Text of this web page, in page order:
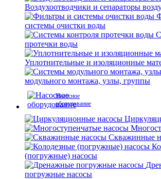
Воздухоотводчики и сепараторы
системы очистки воды
протечки воды
Уплотнительные и изоляционные
модульного монтажа, узлы, группы
Насосное
оборудование
Скважинные
(погружные) насосы
погружные насосы